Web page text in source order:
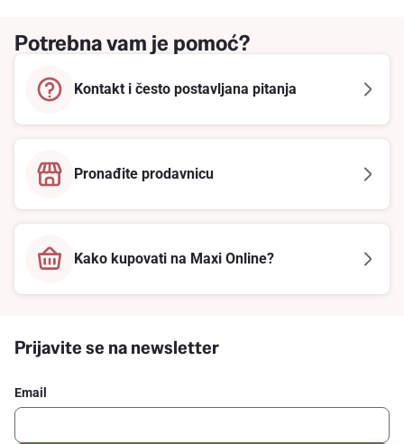
Potrebna vam je pomoć?
Kontakt i često postavljana pitanja
Pronađite prodavnicu
Kako kupovati na Maxi Online?
Prijavite se na newsletter
Email